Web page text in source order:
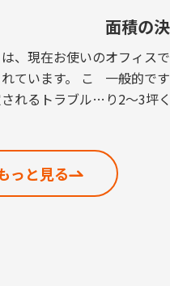
、現在お使いの
ています。 こ
れるトラブルを
面積の
オフィス
一般的で
り2～3坪
[…]
っと見る